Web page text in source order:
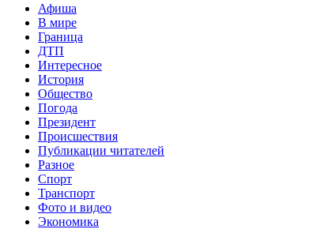
Афиша
В мире
Граница
ДТП
Интересное
История
Общество
Погода
Президент
Происшествия
Публикации читателей
Разное
Спорт
Транспорт
Фото и видео
Экономика